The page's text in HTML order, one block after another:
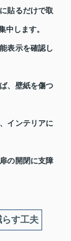
貼るだけで取
中します。
表示を確認し
、壁紙を傷つ
インテリアに
の開閉に支障
す工夫